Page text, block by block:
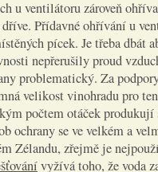
u ventilátoru zároveň
dříve. Přídavné ohřívání u
pícek. Je třeba dbát
nepřerušily proud
problematický. Za
velikost vinohradu pro
počtem otáček
ochrany se ve velkém a
Zélandu, zřejmě je
vyžívá toho, že voda